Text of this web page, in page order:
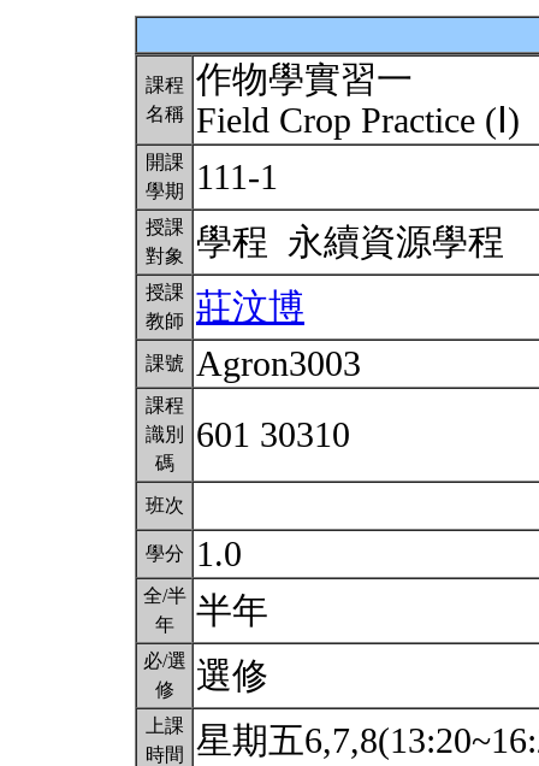
課程
名稱
作物學實習一
Field Crop Practice (Ⅰ)
開課
學期
111-1
授課
對象
學程 永續資源學程
授課
教師
莊汶博
課號 Agron3003
課程
識別
碼
601 30310
班次
學分 1.0
全/半
年
半年
必/選
修
選修
上課
時間
星期五